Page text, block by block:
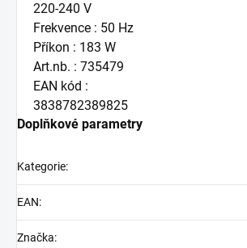
220-240 V
Frekvence : 50 Hz
Příkon : 183 W
Art.nb. : 735479
EAN kód :
3838782389825
Doplňkové parametry
Kategorie:
EAN:
Značka: